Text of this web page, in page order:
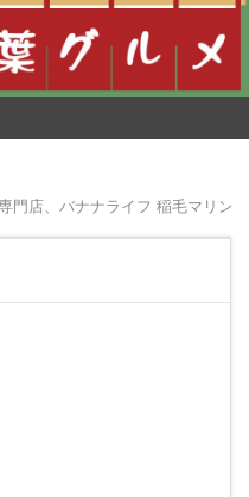
門店、バナナライフ 稲毛マリン